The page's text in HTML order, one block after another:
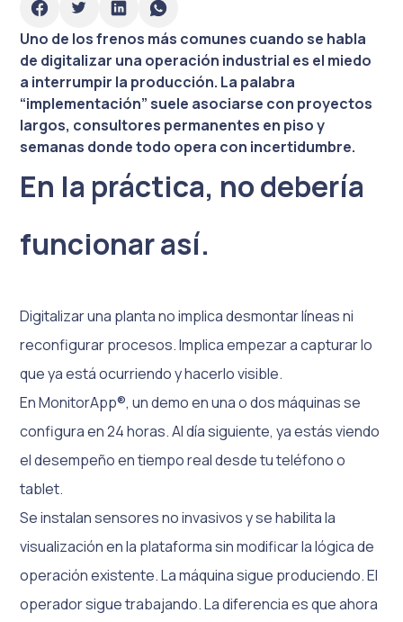
Uno de los frenos más comunes cuando se habla
de digitalizar una operación industrial es el miedo
a interrumpir la producción. La palabra
“implementación” suele asociarse con proyectos
largos, consultores permanentes en piso y
semanas donde todo opera con incertidumbre.
En la práctica, no debería
funcionar así.
Digitalizar una planta no implica desmontar líneas ni
reconfigurar procesos. Implica empezar a capturar lo
que ya está ocurriendo y hacerlo visible.
En MonitorApp®, un demo en una o dos máquinas se
configura en 24 horas. Al día siguiente, ya estás viendo
el desempeño en tiempo real desde tu teléfono o
tablet.
Se instalan sensores no invasivos y se habilita la
visualización en la plataforma sin modificar la lógica de
operación existente. La máquina sigue produciendo. El
operador sigue trabajando. La diferencia es que ahora